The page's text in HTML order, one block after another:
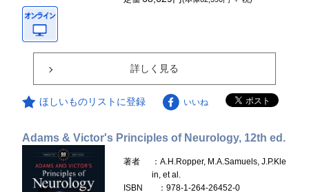
詳しく見る
ほしいものリストに登録 いいね
Adams & Victor's Principles of Neurology, 12th ed.
著者
：A.H.Ropper, M.A.Samuels, J.P.Kle
in, et al.
ISBN
：978-1-264-26452-0